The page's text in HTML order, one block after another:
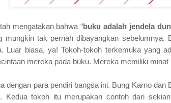
mengatakan bahwa “buku adalah jendela
mungkin tak pernah dibayangkan
Luar biasa, ya! Tokoh-tokoh terkemuka yang
mereka pada buku. Mereka memiliki minat
dengan para pendiri bangsa ini. Bung Karno
Kedua tokoh itu merupakan contoh dari